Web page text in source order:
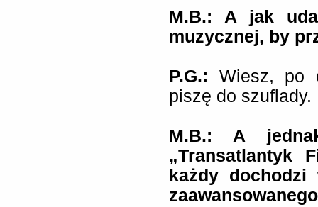
M.B.: A jak
muzycznej, by
P.G.: Wiesz, po
piszę do szuflady.
M.B.: A
„Transatlantyk
każdy